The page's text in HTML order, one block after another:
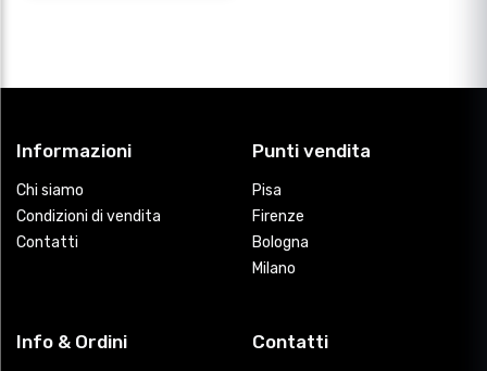
Informazioni
Chi siamo
Condizioni di vendita
Contatti
Punti vendita
Pisa
Firenze
Bologna
Milano
Info & Ordini Contatti